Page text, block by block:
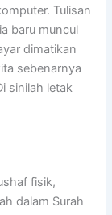
Tulisan
baru muncul
dimatikan
sebenarnya
sinilah letak
fisik,
dalam Surah